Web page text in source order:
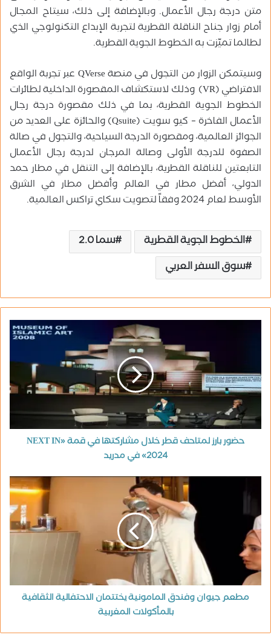
متن درجة رجال الأعمال. وبالإضافة إلى ذلك، سيتاح المجال
أمام زوار جناح الناقلة القطرية لتجربة الإبداع التكنولوجي الذي
لطالما تميّزت به الخطوط الجوية القطرية.
وسيتمكن الزوار من التجول في منصة QVerse عبر تجربة الواقع
الافتراضي (VR) وذلك لاستكشاف المقصورة الداخلية لطائرات
الخطوط الجوية القطرية، بما في ذلك مقصورة درجة رجال
الأعمال الفاخرة – كيو سويت (Qsuite) والحائزة على العديد من
الجوائز العالمية، ومقصورة الدرجة السياحية، والتجول في صالة
الصفوة للدرجة الأولى وصالة المرجان لدرجة رجال الأعمال
التابعتين للناقلة القطرية، بالإضافة إلى التنقل في مطار حمد
الدولي، أفضل مطار في العالم وأفضل مطار في الشرق
الأوسط لعام 2024 وفقاً لتصويت سكاي تراكس العالمية.
الخطوط الجوية القطرية
سما 2.0
سوق السفر العربي
حضور بارز لمتاحف قطر خلال مشاركتها في قمة «NEXT IN
2024» في مدريد
مطعم جيوان وفندق المامونية يختتمان الاحتفالية الثقافية
بالمأكولات المغربية